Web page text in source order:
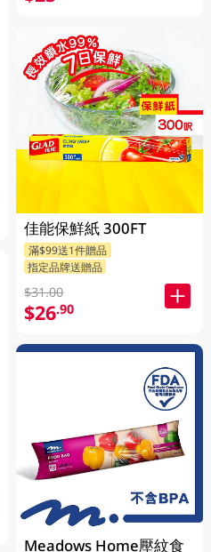
佳能保鮮紙 300FT
滿$99送1件贈品
指定品牌送贈品
$31.00
$26.90
Meadows Home壓紋食